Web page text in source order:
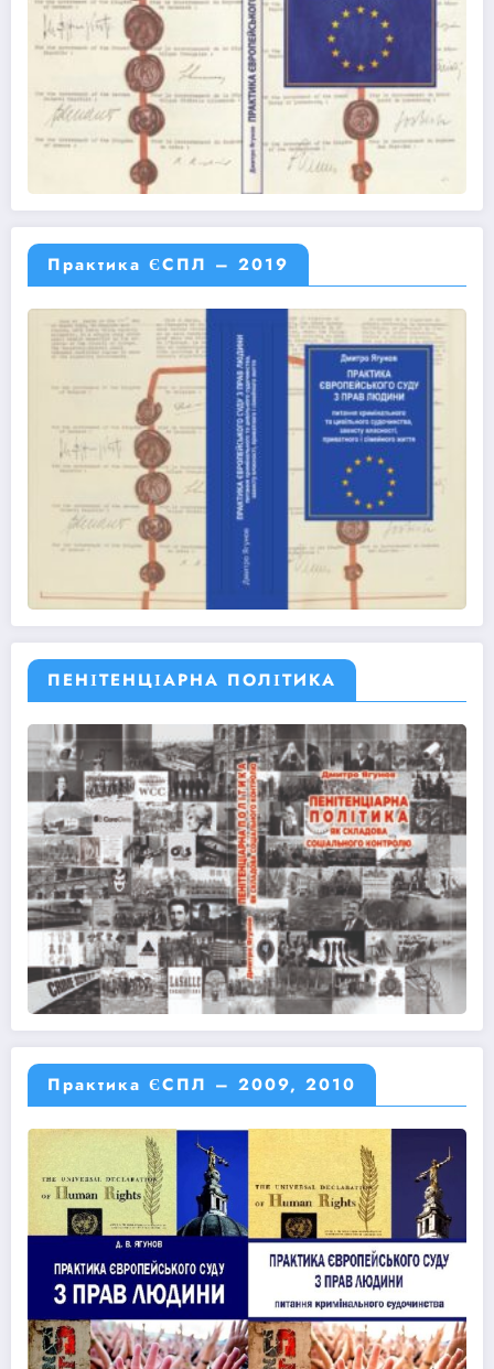
Практика ЄСПЛ – 2019
ПЕНІТЕНЦІАРНА ПОЛІТИКА
Практика ЄСПЛ – 2009, 2010